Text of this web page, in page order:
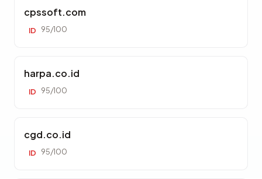
cpssoft.com
ID 95/100
harpa.co.id
ID 95/100
cgd.co.id
ID 95/100